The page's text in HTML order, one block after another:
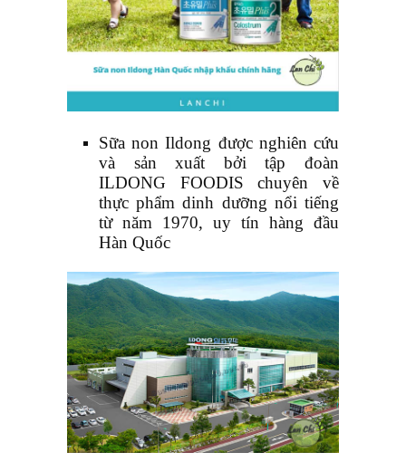
Sữa non Ildong được nghiên cứu
và sản xuất bởi tập đoàn
ILDONG FOODIS chuyên về
thực phẩm dinh dưỡng nổi tiếng
từ năm 1970, uy tín hàng đầu
Hàn Quốc